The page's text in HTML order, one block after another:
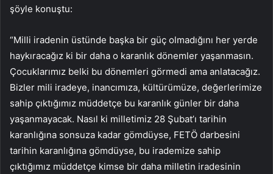
şöyle konuştu:
“Milli iradenin üstünde başka bir güç olmadığını her yerde
haykıracağız ki bir daha o karanlık dönemler yaşanmasın.
Çocuklarımız belki bu dönemleri görmedi ama anlatacağız.
Bizler mili iradeye, inancımıza, kültürümüze, değerlerimize
sahip çıktığımız müddetçe bu karanlık günler bir daha
yaşanmayacak. Nasıl ki milletimiz 28 Şubat’ı tarihin
karanlığına sonsuza kadar gömdüyse, FETÖ darbesini
tarihin karanlığına gömdüyse, bu irademize sahip
çıktığımız müddetçe kimse bir daha milletin iradesinin